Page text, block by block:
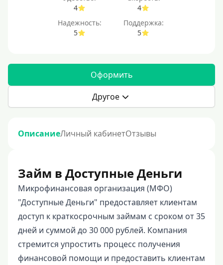
4
4
Надежность:
5
Поддержка:
5
Оформить
Другое
ОписаниеЛичный кабинетОтзывы
Займ в Доступные Деньги
Микрофинансовая организация (МФО)
"Доступные Деньги" предоставляет клиентам
доступ к краткосрочным займам с сроком от 35
дней и суммой до 30 000 рублей. Компания
стремится упростить процесс получения
финансовой помощи и предоставить клиентам